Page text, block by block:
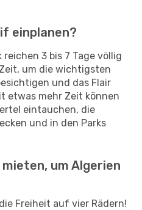
einplanen?
3 bis 7 Tage völlig
um die wichtigsten
und das Flair
etwas mehr Zeit können
eintauchen, die
und in den Parks
um Algerien
Freiheit auf vier Rädern!